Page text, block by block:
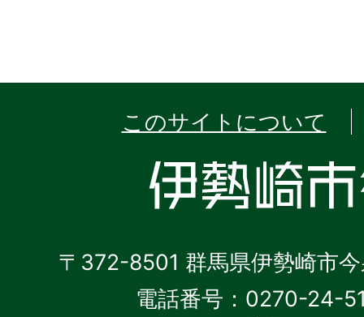
このサイトについて
〒372-8501 群馬県伊勢崎市
電話番号：0270-24-